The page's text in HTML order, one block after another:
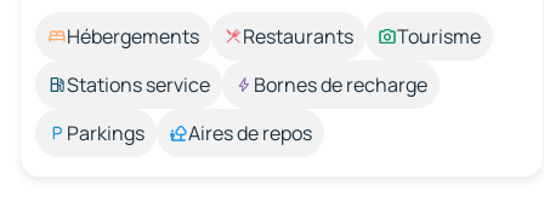
Hébergements Restaurants
Tourisme
Stations service
Bornes de recharge
Parkings
Aires de repos